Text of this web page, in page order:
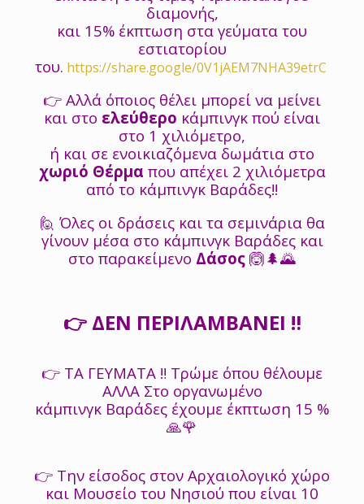
διαμονής,
και 15% έκπτωση στα γεύματα του
εστιατορίου
του. https://share.google/0V1jAEM7NHA39etrC
👉 Αλλά όποιος θέλει μπορεί να μείνει
και στο ελεύθερο κάμπινγκ πού είναι
στο 1 χιλιόμετρο,
ή και σε ενοικιαζόμενα δωμάτια στο
χωριό Θέρμα που απέχει 2 χιλιόμετρα
από το κάμπινγκ Βαράδες!!
🙋 Όλες οι δράσεις και τα σεμινάρια θα
γίνουν μέσα στο κάμπινγκ Βαράδες και
στο παρακείμενο Δάσος 🙆🌲🌄
👉 ΔΕΝ ΠΕΡΙΛΑΜΒΑΝΕΙ ‼️
👉 ΤΑ ΓΕΥΜΑΤΑ ‼️ Τρώμε όπου θέλουμε
ΑΛΛΑ Στο οργανωμένο
κάμπινγκ Βαράδες έχουμε έκπτωση 15 %
🙏🌹
👉 Την είσοδος στον Αρχαιολογικό χώρο
και Μουσείο του Νησιού που είναι 10